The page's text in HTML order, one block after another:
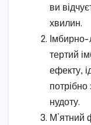
ви
хвилин.
тертий
ефекту,
потрібно
нудоту.
М’ятний